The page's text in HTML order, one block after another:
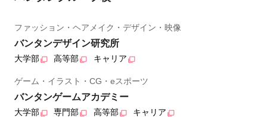
ファッション・ヘアメイク・デザイン・映像
バンタンデザイン研究所
大学部 高等部 キャリア
ゲーム・イラスト・CG・eスポーツ
バンタンゲームアカデミー
大学部 専門部 高等部 キャリア